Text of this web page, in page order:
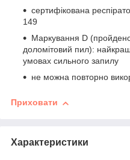
сертифікована
149
Маркування D
доломітовий пил):
умовах сильного запилу
не можна повторно
Приховати
Характеристики